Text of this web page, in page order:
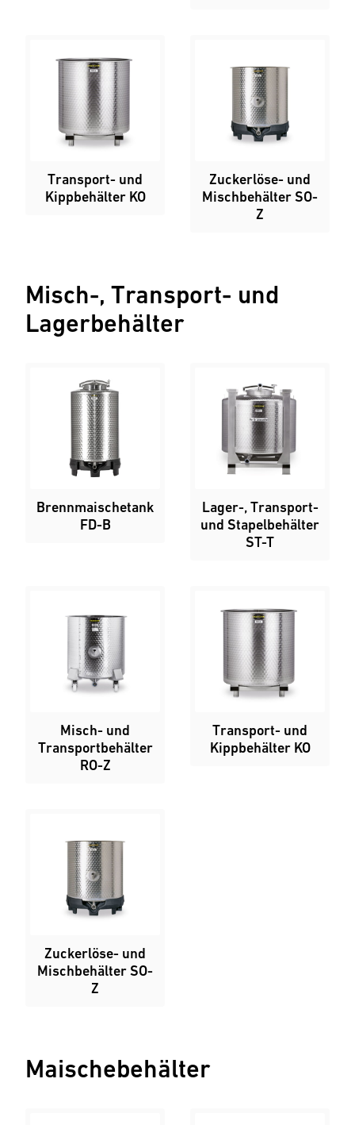
Transport- und
Kippbehälter KO
Zuckerlöse- und
Mischbehälter SO-
Z
Misch-, Transport- und
Lagerbehälter
Brennmaischetank
FD-B
Lager-, Transport-
und Stapelbehälter
ST-T
Misch- und
Transportbehälter
RO-Z
Transport- und
Kippbehälter KO
Zuckerlöse- und
Mischbehälter SO-
Z
Maischebehälter